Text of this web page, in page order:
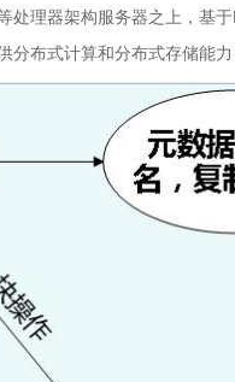
理器架构服务器之上，基
布式计算和分布式存储能